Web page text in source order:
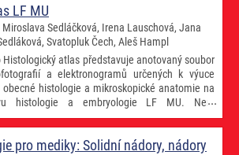
biologických agens dle úrovní BSL
legislativu České republiky a Evropské unie.
autorskými obrázky a autorskými videi
ochranných pomůcek a prostředků při
Hlavním cílem publikace je návazné
k upevnění dovedností při nácviku v rámci
ošetřovatelská péče v infekčním lékařství -
individuálního studijního rozvoje studentů v
LF MU
Miroslava Sedláčková, Irena Lauschová, Jana
Svatopluk Čech, Aleš Hampl
Histologický atlas představuje anotovaný soubor
a elektronogramů určených k výuce
obecné histologie a mikroskopické anatomie na
histologie a embryologie LF MU. Není
jako vyčerpávající učebnice, ale jako
cvičením a jiným studijním materiálům.
základem tohoto atlasu, vznikly na Ústavu
pro mediky: Solidní nádory, nádory